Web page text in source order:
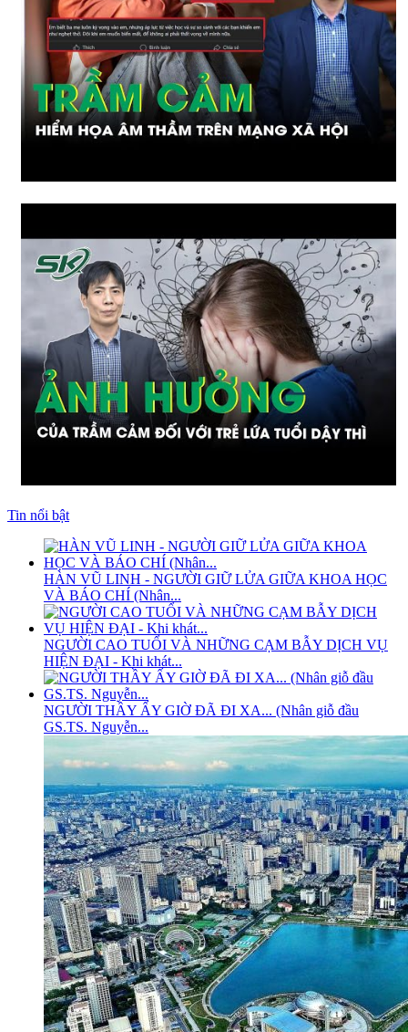
Tin nổi bật
HÀN VŨ LINH - NGƯỜI GIỮ LỬA GIỮA KHOA HỌC
VÀ BÁO CHÍ (Nhân...
NGƯỜI CAO TUỔI VÀ NHỮNG CẠM BẪY DỊCH VỤ
HIỆN ĐẠI - Khi khát...
NGƯỜI THẦY ẤY GIỜ ĐÃ ĐI XA... (Nhân giỗ đầu
GS.TS. Nguyễn...